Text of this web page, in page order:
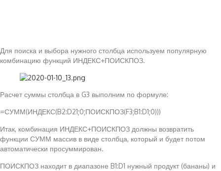
Для поиска и выбора нужного столбца используем популярную
комбинацию функций ИНДЕКС+ПОИСКПОЗ.
Расчет суммы столбца в G3 выполним по формуле:
=СУММ(ИНДЕКС(B2:D21;0;ПОИСКПОЗ(F3;B1:D1;0)))
Итак, комбинация ИНДЕКС+ПОИСКПОЗ должны возвратить
функции СУММ массив в виде столбца, который и будет потом
автоматически просуммирован.
ПОИСКПОЗ находит в диапазоне B1:D1 нужный продукт (бананы) и